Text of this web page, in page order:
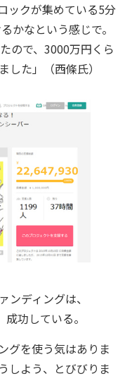
ックが集めている5分
かなという感じで。
ので、3000万円くら
した」（西條氏）
ディングは、
成功している。
グを使う気はありま
しよう、とびびりま